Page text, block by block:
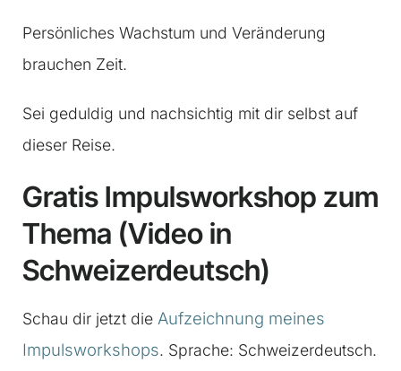
Persönliches Wachstum und Veränderung
brauchen Zeit.
Sei geduldig und nachsichtig mit dir selbst auf
dieser Reise.
Gratis Impulsworkshop zum
Thema (Video in
Schweizerdeutsch)
Schau dir jetzt die Aufzeichnung meines
Impulsworkshops. Sprache: Schweizerdeutsch.